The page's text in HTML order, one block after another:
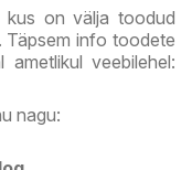
kus on välja toodud
Täpsem info toodete
veebilehel:
nagu: